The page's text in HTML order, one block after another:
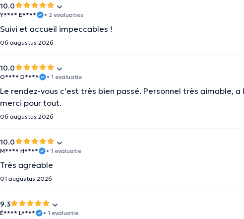
10.0
Y**** E**** • 2 evaluaties
Suivi et accueil impeccables !
06 augustus 2026
10.0
O**** D**** • 1 evaluatie
Le rendez-vous c'est très bien passé. Personnel très aimable,
merci pour tout.
06 augustus 2026
10.0
M**** H**** • 1 evaluatie
Très agréable
01 augustus 2026
9.3
É**** L**** • 1 evaluatie